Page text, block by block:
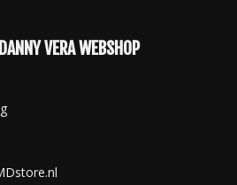
VERA WEBSHOP